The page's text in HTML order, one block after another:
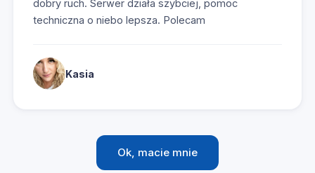
dobry ruch. Serwer działa szybciej, pomoc
techniczna o niebo lepsza. Polecam
Kasia
Ok, macie mnie